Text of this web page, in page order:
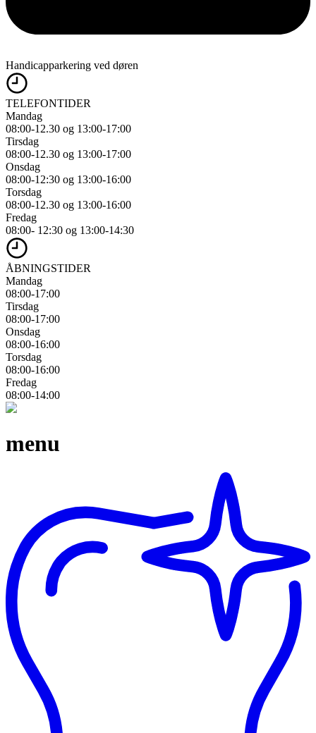
Handicapparkering ved døren
TELEFONTIDER
Mandag
08:00-12.30 og 13:00-17:00
Tirsdag
08:00-12.30 og 13:00-17:00
Onsdag
08:00-12:30 og 13:00-16:00
Torsdag
08:00-12.30 og 13:00-16:00
Fredag
08:00- 12:30 og 13:00-14:30
ÅBNINGSTIDER
Mandag
08:00-17:00
Tirsdag
08:00-17:00
Onsdag
08:00-16:00
Torsdag
08:00-16:00
Fredag
08:00-14:00
menu